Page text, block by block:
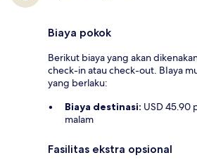
Biaya pokok
Berikut biaya yang akan
check-in atau check-out. BIaya
yang berlaku:
Biaya destinasi: USD 45.90
malam
Fasilitas ekstra opsional